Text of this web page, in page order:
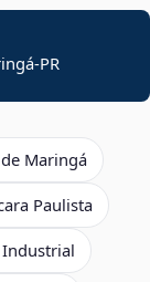
PR
Maringá
Paulista
Industrial